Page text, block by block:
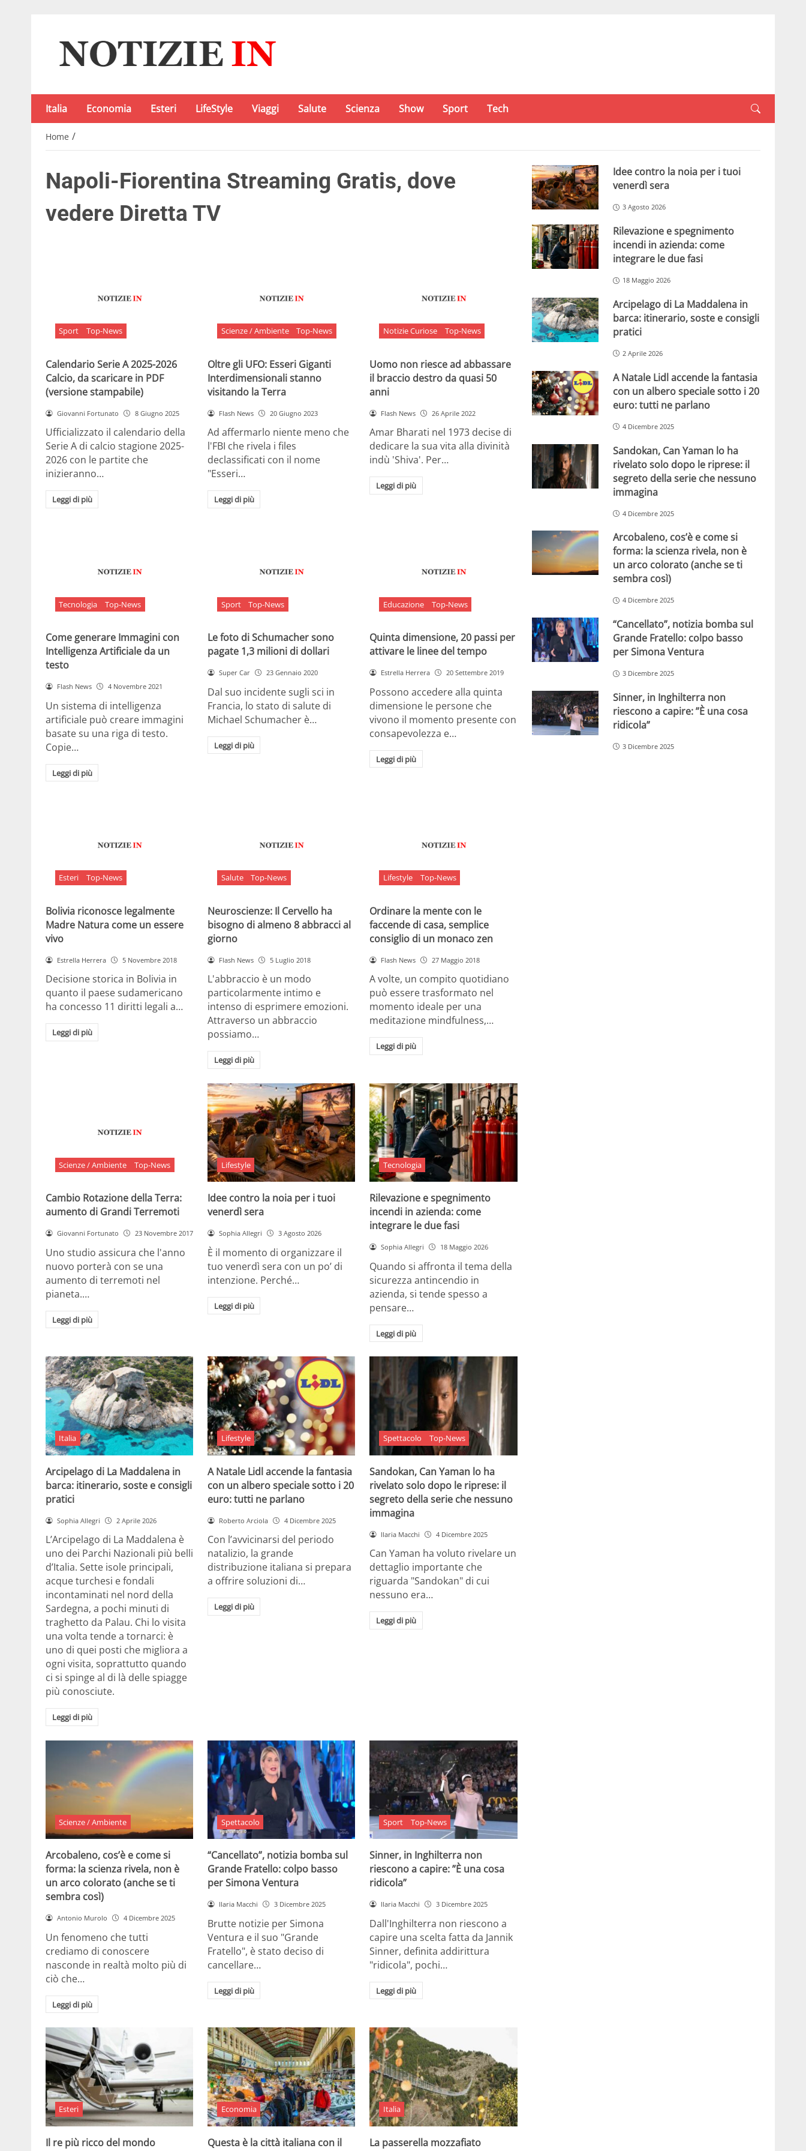
Italia Economia Esteri LifeStyle Viaggi Salute Scienza Show Sport Tech
Home /
Napoli-Fiorentina Streaming Gratis, dove
vedere Diretta TV
Sport Top-News
Calendario Serie A 2025-2026
Calcio, da scaricare in PDF
(versione stampabile)
Giovanni Fortunato 8 Giugno 2025
Ufficializzato il calendario della
Serie A di calcio stagione 2025-
2026 con le partite che
inizieranno…
Leggi di più
Scienze / Ambiente Top-News
Oltre gli UFO: Esseri Giganti
Interdimensionali stanno
visitando la Terra
Flash News 20 Giugno 2023
Ad affermarlo niente meno che
l'FBI che rivela i files
declassificati con il nome
"Esseri…
Leggi di più
Notizie Curiose Top-News
Uomo non riesce ad abbassare
il braccio destro da quasi 50
anni
Flash News 26 Aprile 2022
Amar Bharati nel 1973 decise di
dedicare la sua vita alla divinità
indù 'Shiva'. Per…
Leggi di più
Tecnologia Top-News
Come generare Immagini con
Intelligenza Artificiale da un
testo
Flash News 4 Novembre 2021
Un sistema di intelligenza
artificiale può creare immagini
basate su una riga di testo.
Copie…
Leggi di più
Sport Top-News
Le foto di Schumacher sono
pagate 1,3 milioni di dollari
Super Car 23 Gennaio 2020
Dal suo incidente sugli sci in
Francia, lo stato di salute di
Michael Schumacher è…
Leggi di più
Educazione Top-News
Quinta dimensione, 20 passi per
attivare le linee del tempo
Estrella Herrera 20 Settembre 2019
Possono accedere alla quinta
dimensione le persone che
vivono il momento presente con
consapevolezza e…
Leggi di più
Esteri Top-News
Bolivia riconosce legalmente
Madre Natura come un essere
vivo
Estrella Herrera 5 Novembre 2018
Decisione storica in Bolivia in
quanto il paese sudamericano
ha concesso 11 diritti legali a…
Leggi di più
Salute Top-News
Neuroscienze: Il Cervello ha
bisogno di almeno 8 abbracci al
giorno
Flash News 5 Luglio 2018
L'abbraccio è un modo
particolarmente intimo e
intenso di esprimere emozioni.
Attraverso un abbraccio
possiamo…
Leggi di più
Lifestyle Top-News
Ordinare la mente con le
faccende di casa, semplice
consiglio di un monaco zen
Flash News 27 Maggio 2018
A volte, un compito quotidiano
può essere trasformato nel
momento ideale per una
meditazione mindfulness,…
Leggi di più
Scienze / Ambiente Top-News
Cambio Rotazione della Terra:
aumento di Grandi Terremoti
Giovanni Fortunato 23 Novembre 2017
Uno studio assicura che l'anno
nuovo porterà con se una
aumento di terremoti nel
pianeta.…
Leggi di più
Lifestyle
Idee contro la noia per i tuoi
venerdì sera
Sophia Allegri 3 Agosto 2026
È il momento di organizzare il
tuo venerdì sera con un po’ di
intenzione. Perché…
Leggi di più
Tecnologia
Rilevazione e spegnimento
incendi in azienda: come
integrare le due fasi
Sophia Allegri 18 Maggio 2026
Quando si affronta il tema della
sicurezza antincendio in
azienda, si tende spesso a
pensare…
Leggi di più
Italia
Arcipelago di La Maddalena in
barca: itinerario, soste e consigli
pratici
Sophia Allegri 2 Aprile 2026
L’Arcipelago di La Maddalena è
uno dei Parchi Nazionali più belli
d’Italia. Sette isole principali,
acque turchesi e fondali
incontaminati nel nord della
Sardegna, a pochi minuti di
traghetto da Palau. Chi lo visita
una volta tende a tornarci: è
uno di quei posti che migliora a
ogni visita, soprattutto quando
ci si spinge al di là delle spiagge
più conosciute.
Leggi di più
Lifestyle
A Natale Lidl accende la fantasia
con un albero speciale sotto i 20
euro: tutti ne parlano
Roberto Arciola 4 Dicembre 2025
Con l’avvicinarsi del periodo
natalizio, la grande
distribuzione italiana si prepara
a offrire soluzioni di…
Leggi di più
Spettacolo Top-News
Sandokan, Can Yaman lo ha
rivelato solo dopo le riprese: il
segreto della serie che nessuno
immagina
Ilaria Macchi 4 Dicembre 2025
Can Yaman ha voluto rivelare un
dettaglio importante che
riguarda "Sandokan" di cui
nessuno era…
Leggi di più
Scienze / Ambiente
Arcobaleno, cos’è e come si
forma: la scienza rivela, non è
un arco colorato (anche se ti
sembra così)
Antonio Murolo 4 Dicembre 2025
Un fenomeno che tutti
crediamo di conoscere
nasconde in realtà molto più di
ciò che…
Leggi di più
Spettacolo
“Cancellato”, notizia bomba sul
Grande Fratello: colpo basso
per Simona Ventura
Ilaria Macchi 3 Dicembre 2025
Brutte notizie per Simona
Ventura e il suo "Grande
Fratello", è stato deciso di
cancellare…
Leggi di più
Sport Top-News
Sinner, in Inghilterra non
riescono a capire: ”È una cosa
ridicola”
Ilaria Macchi 3 Dicembre 2025
Dall'Inghilterra non riescono a
capire una scelta fatta da Jannik
Sinner, definita addirittura
"ridicola", pochi…
Leggi di più
Esteri
Il re più ricco del mondo
Economia
Questa è la città italiana con il
Italia
La passerella mozzafiato
Idee contro la noia per i tuoi
venerdì sera
3 Agosto 2026
Rilevazione e spegnimento
incendi in azienda: come
integrare le due fasi
18 Maggio 2026
Arcipelago di La Maddalena in
barca: itinerario, soste e consigli
pratici
2 Aprile 2026
A Natale Lidl accende la fantasia
con un albero speciale sotto i 20
euro: tutti ne parlano
4 Dicembre 2025
Sandokan, Can Yaman lo ha
rivelato solo dopo le riprese: il
segreto della serie che nessuno
immagina
4 Dicembre 2025
Arcobaleno, cos’è e come si
forma: la scienza rivela, non è
un arco colorato (anche se ti
sembra così)
4 Dicembre 2025
“Cancellato”, notizia bomba sul
Grande Fratello: colpo basso
per Simona Ventura
3 Dicembre 2025
Sinner, in Inghilterra non
riescono a capire: ”È una cosa
ridicola”
3 Dicembre 2025